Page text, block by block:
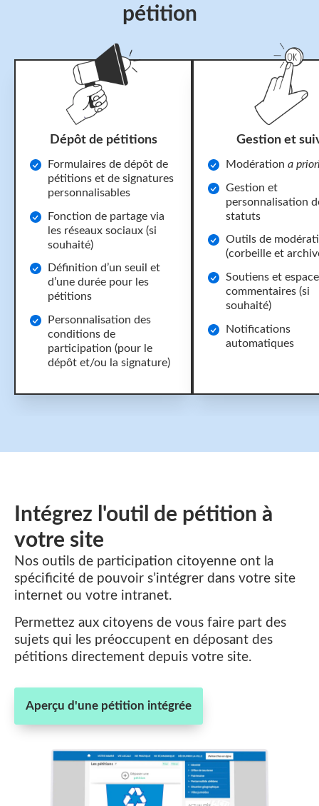
pétition
Dépôt de pétitions
Formulaires de dépôt de
pétitions et de signatures
personnalisables
Fonction de partage via
les réseaux sociaux (si
souhaité)
Définition d’un seuil et
d’une durée pour les
pétitions
Personnalisation des
conditions de
participation (pour le
dépôt et/ou la signature)
Gestion et
Modération a
Gestion et
personnalisation
statuts
Outils de
(corbeille et
Soutiens et
commentaires (si
souhaité)
Notifications
automatiques
Intégrez l'outil de pétition à
votre site
Nos outils de participation citoyenne ont la
spécificité de pouvoir s’intégrer dans votre site
internet ou votre intranet.
Permettez aux citoyens de vous faire part des
sujets qui les préoccupent en déposant des
pétitions directement depuis votre site.
Aperçu d'une pétition intégrée